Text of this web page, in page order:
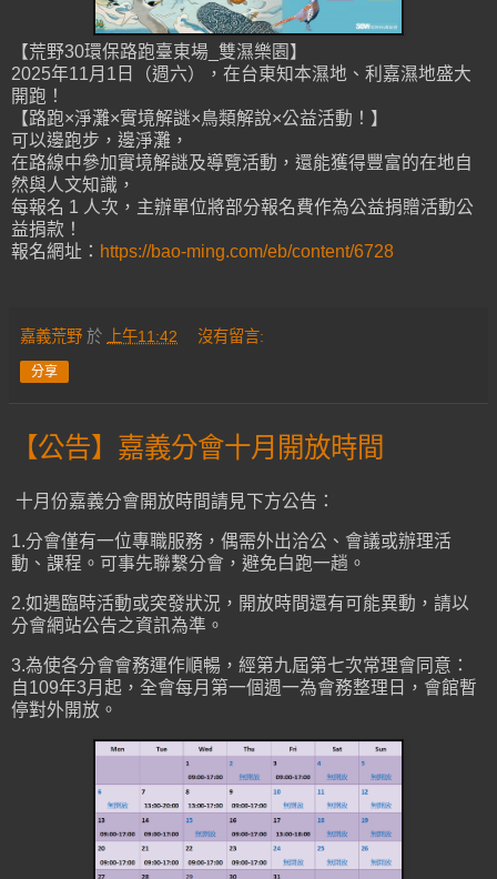
【荒野30環保路跑臺東場_雙濕樂園】
2025年11月1日（週六），在台東知本濕地、利嘉濕地盛大
開跑！
【路跑×淨灘×實境解謎×鳥類解說×公益活動！】
可以邊跑步，邊淨灘，
在路線中參加實境解謎及導覽活動，還能獲得豐富的在地自
然與人文知識，
每報名 1 人次，主辦單位將部分報名費作為公益捐贈活動公
益捐款！
報名網址： https://bao-ming.com/eb/content/6728
嘉義荒野 於 上午11:42 沒有留言:
分享
【公告】嘉義分會十月開放時間
十月份嘉義分會開放時間請見下方公告：
1.分會僅有一位專職服務，偶需外出洽公、會議或辦理活
動、課程。可事先聯繫分會，避免白跑一趟。
2.如遇臨時活動或突發狀況，開放時間還有可能異動，請以
分會網站公告之資訊為準。
3.為使各分會會務運作順暢，經第九屆第七次常理會同意：
自109年3月起，全會每月第一個週一為會務整理日，會館暫
停對外開放。